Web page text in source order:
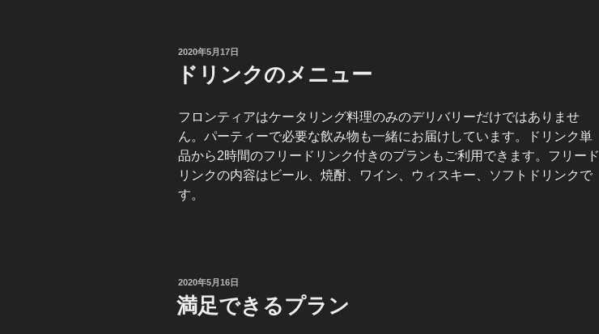
投
稿
日:
2020年5月17日
ドリンクのメニュー
フロンティアはケータリング料理のみのデリバリーだけではありませ
ん。パーティーで必要な飲み物も一緒にお届けしています。ドリンク単
品から2時間のフリードリンク付きのプランもご利用できます。フリード
リンクの内容はビール、焼酎、ワイン、ウィスキー、ソフトドリンクで
す。
投
稿
日:
2020年5月16日
満足できるプラン